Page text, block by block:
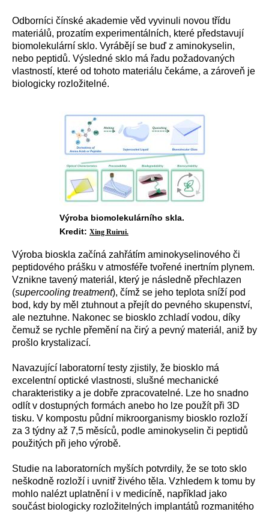
Odborníci čínské akademie věd vyvinuli novou třídu
materiálů, prozatím experimentálních, které představují
biomolekulární sklo. Vyrábějí se buď z aminokyselin,
nebo peptidů. Výsledné sklo má řadu požadovaných
vlastností, které od tohoto materiálu čekáme, a zároveň je
biologicky rozložitelné.
Výroba biomolekulárního skla.
Kredit: Xing Ruirui.
Výroba bioskla začíná zahřátím aminokyselinového či
peptidového prášku v atmosféře tvořené inertním plynem.
Vznikne tavený materiál, který je následně přechlazen
(supercooling treatment), čímž se jeho teplota sníží pod
bod, kdy by měl ztuhnout a přejít do pevného skupenství,
ale neztuhne. Nakonec se biosklo zchladí vodou, díky
čemuž se rychle přemění na čirý a pevný materiál, aniž by
prošlo krystalizací.
Navazující laboratorní testy zjistily, že biosklo má
excelentní optické vlastnosti, slušné mechanické
charakteristiky a je dobře zpracovatelné. Lze ho snadno
odlít v dostupných formách anebo ho lze použít při 3D
tisku. V kompostu půdní mikroorganismy biosklo rozloží
za 3 týdny až 7,5 měsíců, podle aminokyselin či peptidů
použitých při jeho výrobě.
Studie na laboratorních myších potvrdily, že se toto sklo
neškodně rozloží i uvnitř živého těla. Vzhledem k tomu by
mohlo nalézt uplatnění i v medicíně, například jako
součást biologicky rozložitelných implantátů rozmanitého